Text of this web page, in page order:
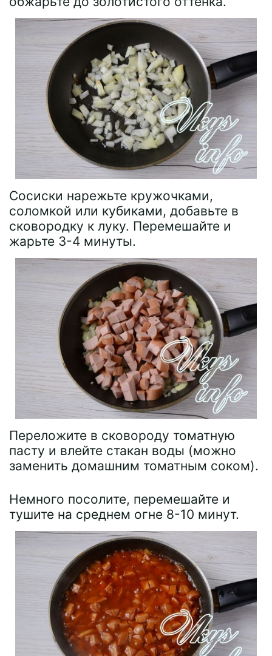
Сосиски нарежьте кружочками,
соломкой или кубиками, добавьте в
сковородку к луку. Перемешайте и
жарьте 3-4 минуты.
Переложите в сковороду томатную
пасту и влейте стакан воды (можно
заменить домашним томатным соком).
Немного посолите, перемешайте и
тушите на среднем огне 8-10 минут.